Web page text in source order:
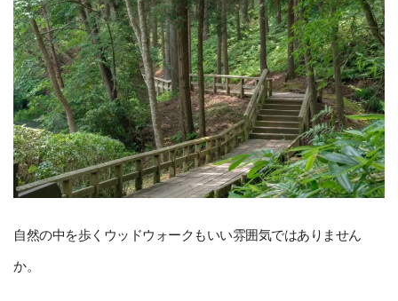
自然の中を歩くウッドウォークもいい雰囲気ではありません
か。